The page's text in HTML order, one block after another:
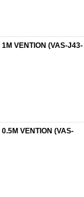
VENTION (VAS-J43-
VENTION (VAS-